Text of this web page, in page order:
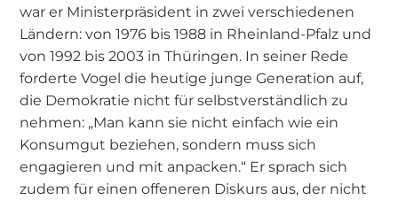
war er Ministerpräsident in zwei verschiedenen
Ländern: von 1976 bis 1988 in Rheinland-Pfalz und
von 1992 bis 2003 in Thüringen. In seiner Rede
forderte Vogel die heutige junge Generation auf,
die Demokratie nicht für selbstverständlich zu
nehmen: „Man kann sie nicht einfach wie ein
Konsumgut beziehen, sondern muss sich
engagieren und mit anpacken.“ Er sprach sich
zudem für einen offeneren Diskurs aus, der nicht